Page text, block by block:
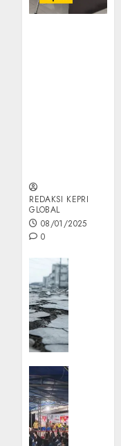
REDAKSI KEPRI
GLOBAL
08/01/2025
0